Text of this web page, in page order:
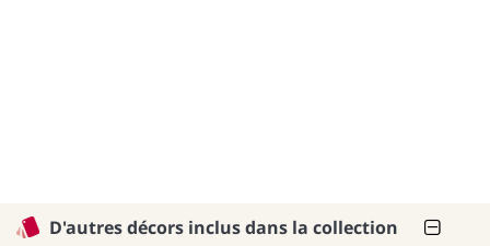
D'autres décors inclus dans la collection